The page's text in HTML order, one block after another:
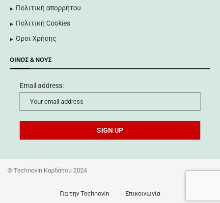
Πολιτική απορρήτου
Πολιτική Cookies
Όροι Χρήσης
ΟΊΝΟΣ & ΝΟΥΣ
Email address:
© Technovin Καρδάτου 2024
Για την Technovin Επικοινωνία